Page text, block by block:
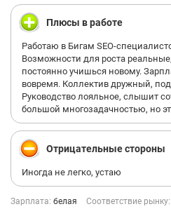
Плюсы в работе
Работаю в Бигам SЕО-
Возможности для роста
постоянно учишься новому.
вовремя. Коллектив дружный,
Руководство лояльное, слышит
большой многозадачностью, но
Отрицательные стороны
Иногда не легко, устаю
Зарплата: белая Соответствие рынку: